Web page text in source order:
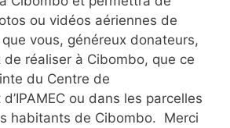
ou vidéos aériennes de
vous, généreux donateurs,
réaliser à Cibombo, que ce
du Centre de
ou dans les parcelles
habitants de Cibombo. Merci